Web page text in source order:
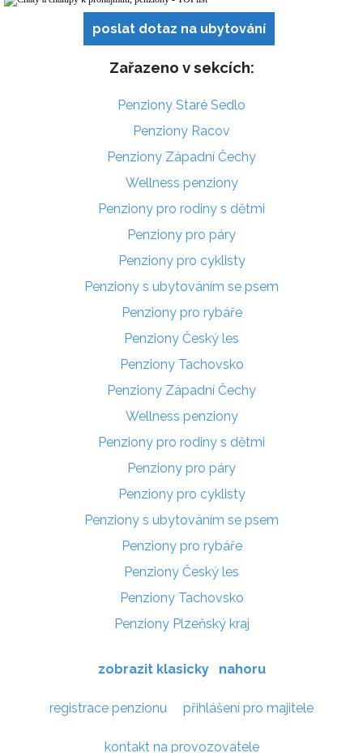
poslat dotaz na ubytování
Zařazeno v sekcích:
Penziony Staré Sedlo
Penziony Racov
Penziony Západní Čechy
Wellness penziony
Penziony pro rodiny s dětmi
Penziony pro páry
Penziony pro cyklisty
Penziony s ubytováním se psem
Penziony pro rybáře
Penziony Český les
Penziony Tachovsko
Penziony Západní Čechy
Wellness penziony
Penziony pro rodiny s dětmi
Penziony pro páry
Penziony pro cyklisty
Penziony s ubytováním se psem
Penziony pro rybáře
Penziony Český les
Penziony Tachovsko
Penziony Plzeňský kraj
zobrazit klasicky nahoru
registrace penzionu přihlášení pro majitele
kontakt na provozovatele